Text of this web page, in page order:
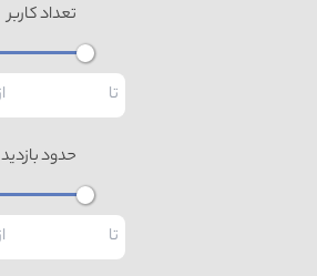
تعداد کاربر
حدود بازدید